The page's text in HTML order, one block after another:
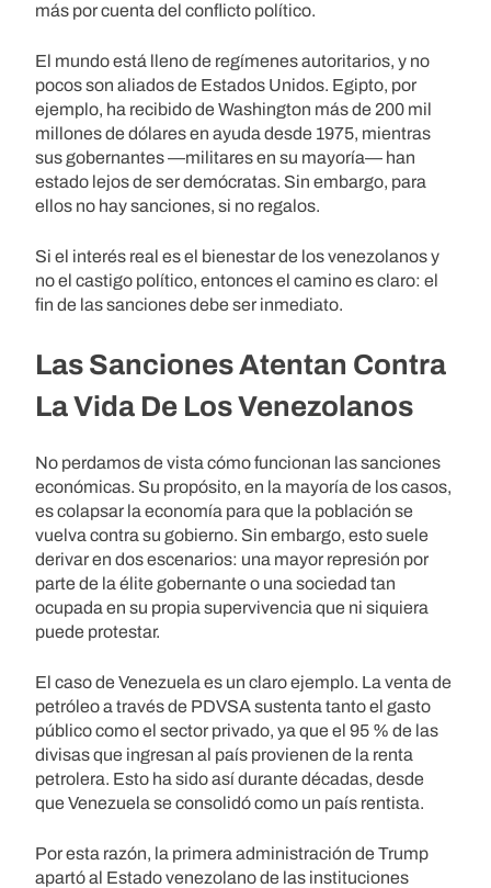
más por cuenta del conflicto político.
El mundo está lleno de regímenes autoritarios, y no
pocos son aliados de Estados Unidos. Egipto, por
ejemplo, ha recibido de Washington más de 200 mil
millones de dólares en ayuda desde 1975, mientras
sus gobernantes —militares en su mayoría— han
estado lejos de ser demócratas. Sin embargo, para
ellos no hay sanciones, si no regalos.
Si el interés real es el bienestar de los venezolanos y
no el castigo político, entonces el camino es claro: el
fin de las sanciones debe ser inmediato.
Las Sanciones Atentan Contra
La Vida De Los Venezolanos
No perdamos de vista cómo funcionan las sanciones
económicas. Su propósito, en la mayoría de los casos,
es colapsar la economía para que la población se
vuelva contra su gobierno. Sin embargo, esto suele
derivar en dos escenarios: una mayor represión por
parte de la élite gobernante o una sociedad tan
ocupada en su propia supervivencia que ni siquiera
puede protestar.
El caso de Venezuela es un claro ejemplo. La venta de
petróleo a través de PDVSA sustenta tanto el gasto
público como el sector privado, ya que el 95 % de las
divisas que ingresan al país provienen de la renta
petrolera. Esto ha sido así durante décadas, desde
que Venezuela se consolidó como un país rentista.
Por esta razón, la primera administración de Trump
apartó al Estado venezolano de las instituciones